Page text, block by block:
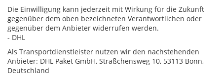
Die Einwilligung kann jederzeit mit Wirkung für die Zukunft
gegenüber dem oben bezeichneten Verantwortlichen oder
gegenüber dem Anbieter widerrufen werden.
- DHL
Als Transportdienstleister nutzen wir den nachstehenden
Anbieter: DHL Paket GmbH, Sträßchensweg 10, 53113 Bonn,
Deutschland